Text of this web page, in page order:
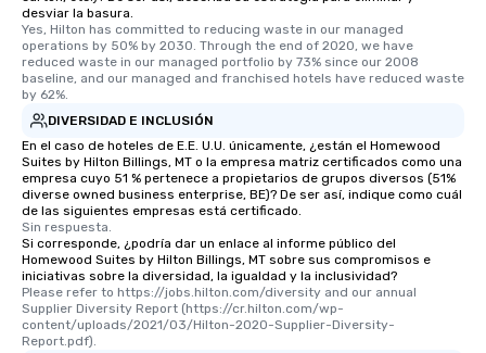
desviar la basura.
Yes, Hilton has committed to reducing waste in our managed
operations by 50% by 2030. Through the end of 2020, we have
reduced waste in our managed portfolio by 73% since our 2008
baseline, and our managed and franchised hotels have reduced waste
by 62%.
DIVERSIDAD E INCLUSIÓN
En el caso de hoteles de E.E. U.U. únicamente, ¿están el Homewood
Suites by Hilton Billings, MT o la empresa matriz certificados como una
empresa cuyo 51 % pertenece a propietarios de grupos diversos (51%
diverse owned business enterprise, BE)? De ser así, indique como cuál
de las siguientes empresas está certificado.
Sin respuesta.
Si corresponde, ¿podría dar un enlace al informe público del
Homewood Suites by Hilton Billings, MT sobre sus compromisos e
iniciativas sobre la diversidad, la igualdad y la inclusividad?
Please refer to https://jobs.hilton.com/diversity and our annual
Supplier Diversity Report (https://cr.hilton.com/wp-
content/uploads/2021/03/Hilton-2020-Supplier-Diversity-
Report.pdf).